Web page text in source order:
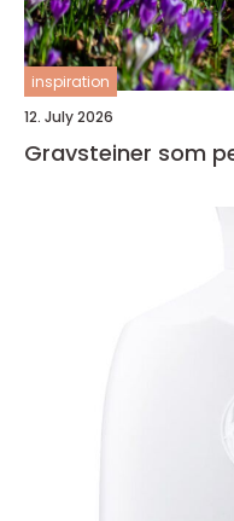
inspiration
12. July 2026
Gravsteiner som